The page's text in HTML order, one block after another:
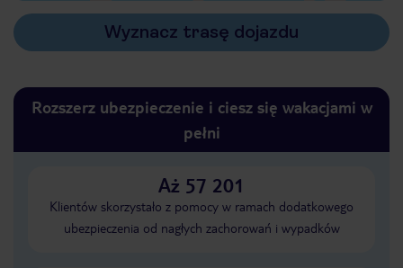
Wyznacz trasę dojazdu
Rozszerz ubezpieczenie i ciesz się wakacjami w
pełni
Aż 57 201
Klientów skorzystało z pomocy w ramach dodatkowego
ubezpieczenia od nagłych zachorowań i wypadków